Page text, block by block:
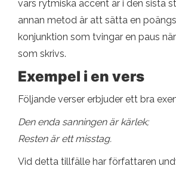
vars rytmiska accent är i den sista
annan metod är att sätta en
konjunktion som tvingar en paus
som skrivs.
Exempel i en vers
Följande verser erbjuder ett bra
Den enda sanningen är kärlek;
Resten är ett misstag.
Vid detta tillfälle har författaren